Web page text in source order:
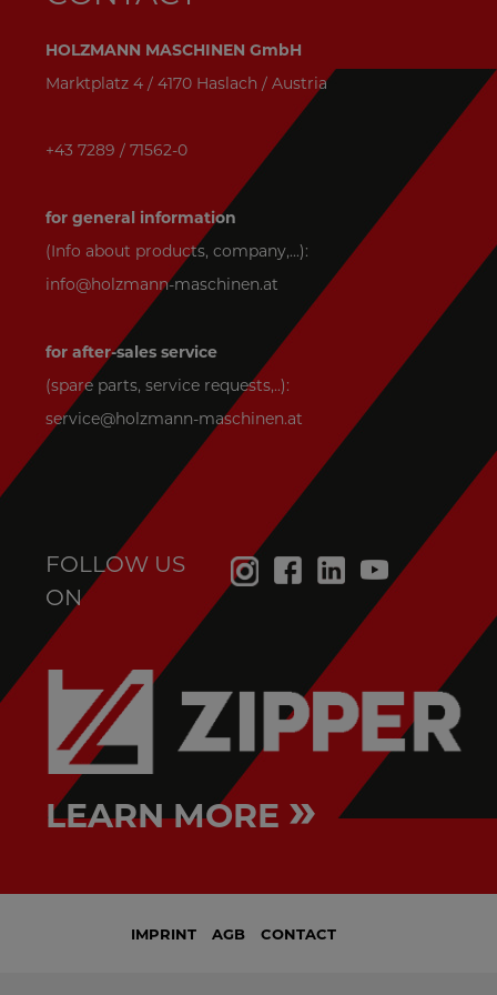
HOLZMANN MASCHINEN GmbH
Marktplatz 4 / 4170 Haslach / Austria
+43 7289 / 71562-0
for general information
(Info about products, company,...):
info@holzmann-maschinen.at
for after-sales service
(spare parts, service requests,..):
service@holzmann-maschinen.at
FOLLOW US
ON
LEARN MORE »
IMPRINT AGB CONTACT